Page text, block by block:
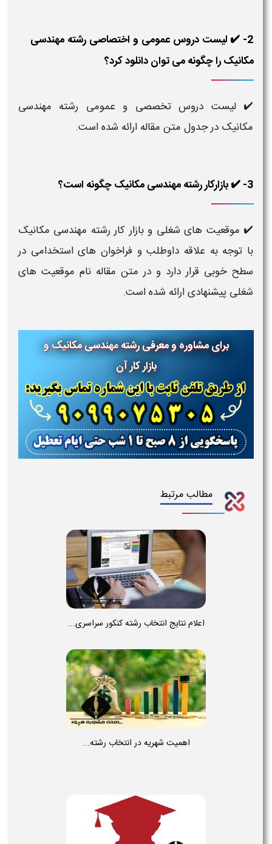
2- ✔️ لیست دروس عمومی و اختصاصی رشته مهندسی
مکانیک را چگونه می توان دانلود کرد؟
✔️ لیست دروس تخصصی و عمومی رشته مهندسی
مکانیک در جدول متن مقاله ارائه شده است.
3- ✔️ بازارکار رشته مهندسی مکانیک چگونه است؟
✔️ موقعیت های شغلی و بازار کار رشته مهندسی مکانیک
با توجه به علاقه داوطلب و فراخوان های استخدامی در
سطح خوبی قرار دارد و در متن مقاله نام موقعیت های
شغلی پیشنهادی ارائه شده است.
برای مشاوره و معرفی رشتهمهندسی مکانیکو
بازار کار آن
مطالب مرتبط
اعلام نتایج انتخاب رشته کنکور سراسری...
اهمیت شهریه در انتخاب رشته...